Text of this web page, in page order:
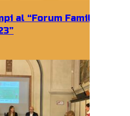
al “Forum Family